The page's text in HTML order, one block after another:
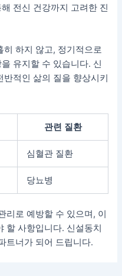
전신 건강까지 고려한 진
히 하지 않고, 정기적으로
유지할 수 있습니다. 신
적인 삶의 질을 향상시키
관련 질환
심혈관 질환
당뇨병
리로 예방할 수 있으며, 이
할 사항입니다. 신설동치
트너가 되어 드립니다.